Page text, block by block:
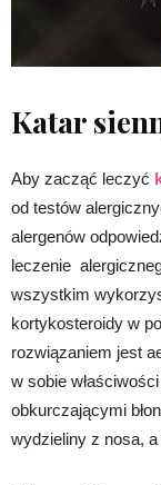
Katar
Aby zacząć leczyć
od testów
alergenów
leczenie
wszystkim
kortykosteroidy w
rozwiązaniem jest
w sobie
obkurczającymi
wydzieliny z nosa, a